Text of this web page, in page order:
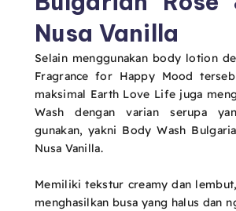
Nusa Vanilla
Selain menggunakan body lotion
Fragrance for Happy Mood
maksimal Earth Love Life juga
Wash dengan varian serupa
gunakan, yakni Body Wash
Nusa Vanilla.
Memiliki tekstur creamy dan
menghasilkan busa yang halus dan